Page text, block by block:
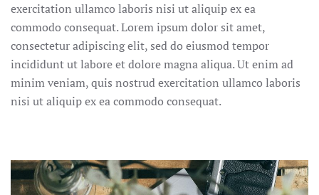
exercitation ullamco laboris nisi ut aliquip ex ea
commodo consequat. Lorem ipsum dolor sit amet,
consectetur adipiscing elit, sed do eiusmod tempor
incididunt ut labore et dolore magna aliqua. Ut enim ad
minim veniam, quis nostrud exercitation ullamco laboris
nisi ut aliquip ex ea commodo consequat.